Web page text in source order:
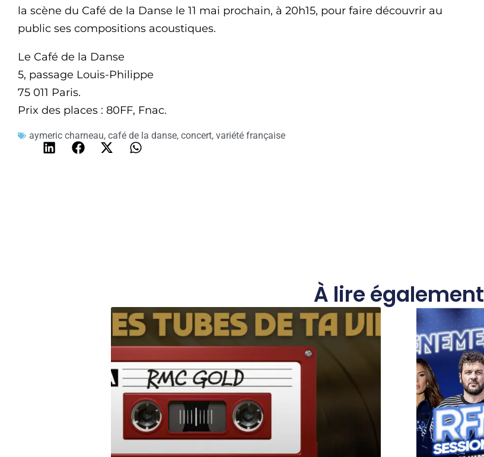
la scène du Café de la Danse le 11 mai prochain, à 20h15, pour faire découvrir au
public ses compositions acoustiques.
Le Café de la Danse
5, passage Louis-Philippe
75 011 Paris.
Prix des places : 80FF, Fnac.
aymeric charneau, café de la danse, concert, variété française
À lire également